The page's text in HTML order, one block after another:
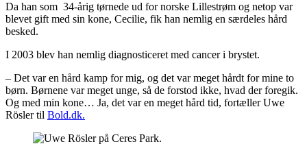
Da han som 34-årig tørnede ud for norske Lillestrøm og netop var
blevet gift med sin kone, Cecilie, fik han nemlig en særdeles hård
besked.
I 2003 blev han nemlig diagnosticeret med cancer i brystet.
– Det var en hård kamp for mig, og det var meget hårdt for mine to
børn. Børnene var meget unge, så de forstod ikke, hvad der foregik.
Og med min kone… Ja, det var en meget hård tid, fortæller Uwe
Rösler til Bold.dk.